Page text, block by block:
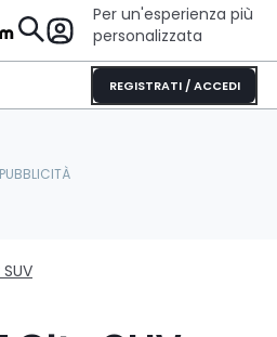
Per un'esperienza più
personalizzata
REGISTRATI / ACCEDI